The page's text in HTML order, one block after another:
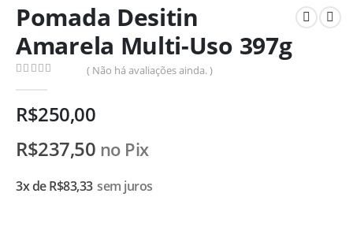
Pomada Desitin
Amarela Multi-Uso 397g
( Não há avaliações ainda. )
R$250,00
R$237,50 no Pix
3x deR$83,33 sem juros